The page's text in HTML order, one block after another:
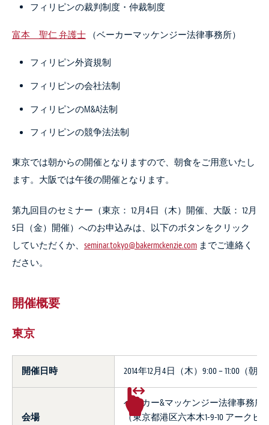
フィリピンの裁判制度・仲裁制度
富本 聖仁 弁護士 （ベーカーマッケンジー法律事務所）
フィリピン外資規制
フィリピンの会社法制
フィリピンのM&A法制
フィリピンの競争法法制
東京では朝からの開催となりますので、朝食をご用意いたし
ます。大阪では午後の開催となります。
第九回目のセミナー（東京： 12月4日（木）開催、大阪： 12月
5日（金）開催）へのお申込みは、以下のボタンをクリック
していただくか、 seminar.tokyo@bakermckenzie.com までご連絡く
ださい。
開催概要
東京
開催日時 2014年12月4日（木）9:00 – 11:00（
会場
ベーカー&マッケンジー法律事務所
（東京都港区六本木1-9-10 アークヒ